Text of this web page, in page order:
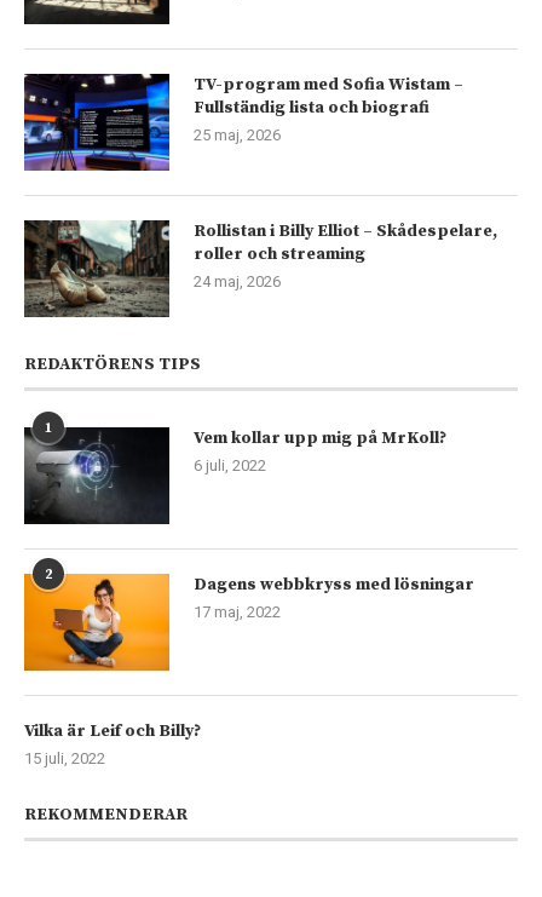
TV-program med Sofia Wistam –
Fullständig lista och biografi
25 maj, 2026
Rollistan i Billy Elliot – Skådespelare,
roller och streaming
24 maj, 2026
REDAKTÖRENS TIPS
1 Vem kollar upp mig på MrKoll?
6 juli, 2022
2 Dagens webbkryss med lösningar
17 maj, 2022
Vilka är Leif och Billy?
15 juli, 2022
REKOMMENDERAR